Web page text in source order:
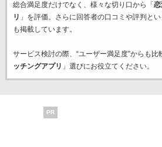
総合満足度だけでなく、様々な切り口から「
リ 」を評価。さらに回答者の口コミや評判と
も掲載しています。
サービス検討の際、“ユーザー満足度”からも比
ッチングアプリ 」選びにお役立てください。
PR